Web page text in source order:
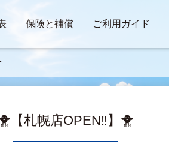
保険と補償 ご利用ガイド
【札幌店OPEN‼️】🐥